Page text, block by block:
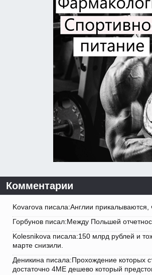
Комментарии
Kovarova писала:Англии прикалываются,
Горбунов писал:Между Польшей
Kolesnikova писала:150 млрд рублей и
марте снизили.
Деникина писала:Прохождение которых
достаточно 4ME дешево который